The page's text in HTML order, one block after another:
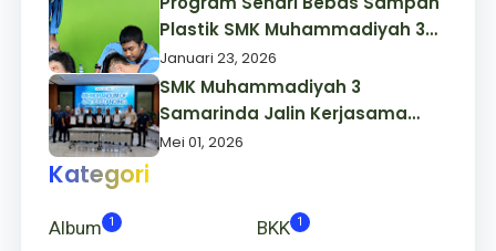
Plastik SMK Muhammadiyah 3
Samarinda
Januari 23, 2026
SMK Muhammadiyah 3
Samarinda Jalin Kerjasama
Dengan P. T. Komatsu
Mei 01, 2026
Kategori
Album 1 BKK 1